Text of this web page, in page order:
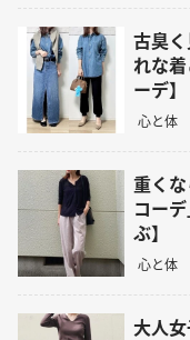
古臭
れな
ーデ】
心と体
重く
コー
ぶ】
心と体
大人